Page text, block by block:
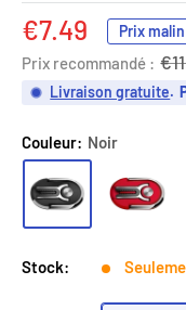
Prix
réduit
€7.49 Prix malin
Prix recommandé :
Livraison gratuite.
Couleur: Noir
Stock: